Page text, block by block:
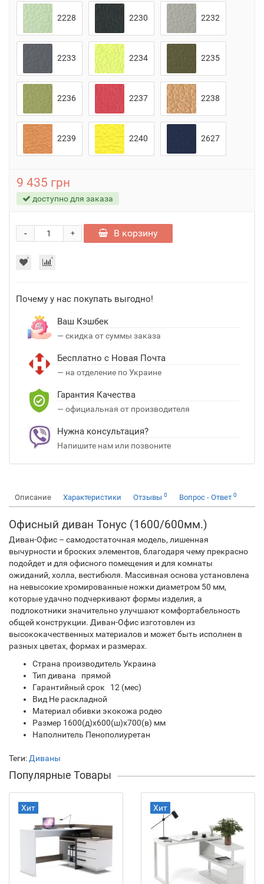
2228 2230 2232
2233 2234 2235
2236 2237 2238
2239 2240 2627
9 435 грн
доступно для заказа
+
- В корзину
Почему у нас покупать выгодно!
Ваш Кэшбек
— скидка от суммы заказа
Бесплатно с Новая Почта
— на отделение по Украине
Гарантия Качества
— официальная от производителя
Нужна консультация?
Напишите нам или позвоните
Описание Характеристики Отзывы 0 Вопрос - Ответ 0
Офисный диван Тонус (1600/600мм.)
Диван-Офис – самодостаточная модель, лишенная
вычурности и броских элементов, благодаря чему прекрасно
подойдет и для офисного помещения и для комнаты
ожиданий, холла, вестибюля. Массивная основа установлена
на невысокие хромированные ножки диаметром 50 мм,
которые удачно подчеркивают формы изделия, а
подлокотники значительно улучшают комфортабельность
общей конструкции. Диван-Офис изготовлен из
высококачественных материалов и может быть исполнен в
разных цветах, формах и размерах.
Страна производитель Украина
Тип дивана прямой
Гарантийный срок 12 (мес)
Вид Не раскладной
Материал обивки экокожа родео
Размер 1600(д)х600(ш)х700(в) мм
Наполнитель Пенополиуретан
Теги: Диваны
Популярные Товары
Хит Хит